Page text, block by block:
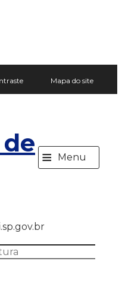
Mapa do site
≡ Menu